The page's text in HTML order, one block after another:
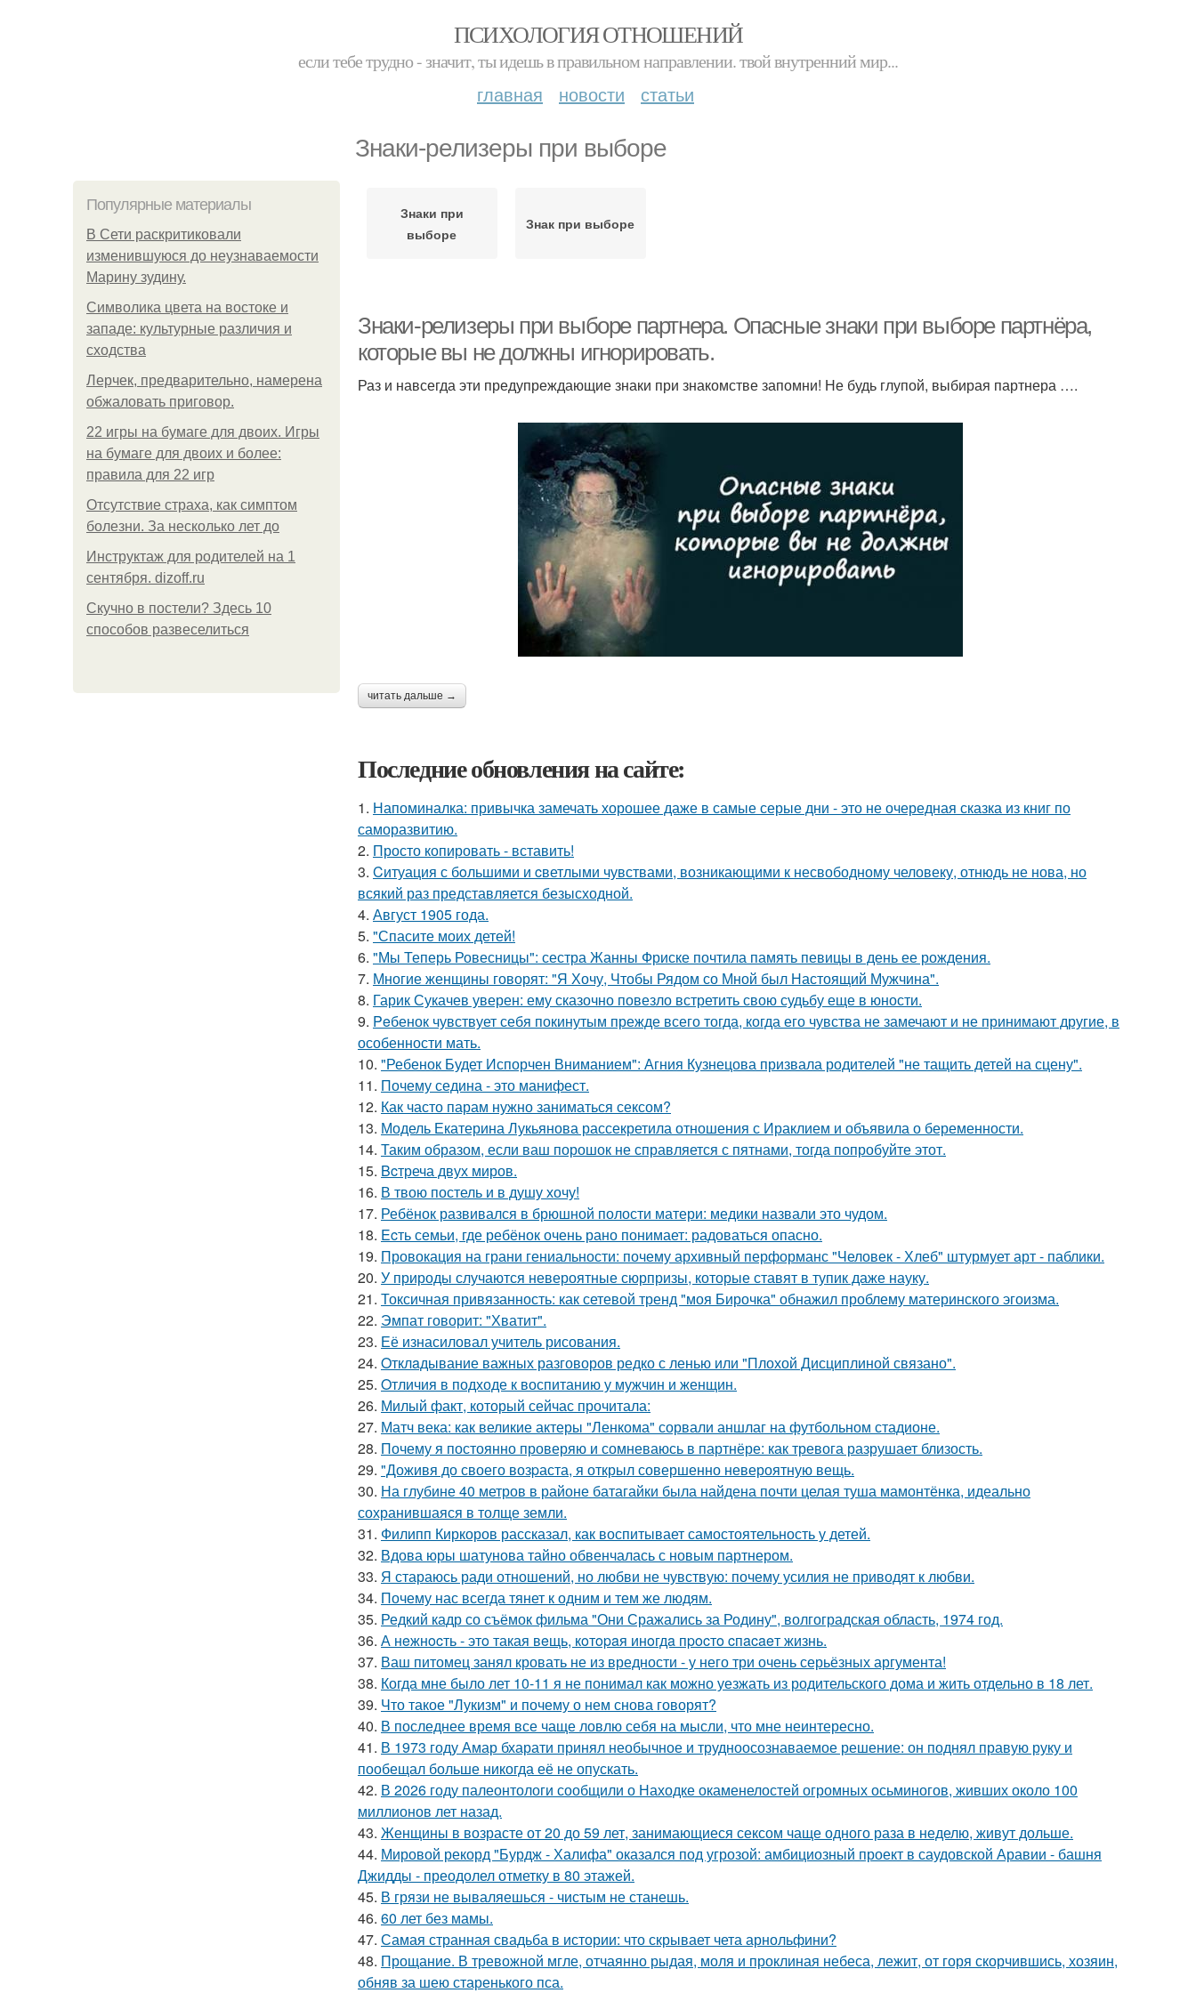
ПСИХОЛОГИЯ ОТНОШЕНИЙ
если тебе трудно - значит, ты идешь в правильном направлении. твой внутренний мир...
главная новости статьи
Знаки-релизеры при выборе
Популярные материалы
В Сети раскритиковали
изменившуюся до неузнаваемости
Марину зудину.
Символика цвета на востоке и
западе: культурные различия и
сходства
Лерчек, предварительно, намерена
обжаловать приговор.
22 игры на бумаге для двоих. Игры
на бумаге для двоих и более:
правила для 22 игр
Отсутствие страха, как симптом
болезни. За несколько лет до
Инструктаж для родителей на 1
сентября. dizoff.ru
Скучно в постели? Здесь 10
способов развеселиться
Знаки при
выборе
Знак при выборе
Знаки-релизеры при выборе партнера. Опасные знаки при выборе партнёра,
которые вы не должны игнорировать.
Раз и навсегда эти предупреждающие знаки при знакомстве запомни! Не будь глупой, выбирая партнера ….
читать дальше →
Последние обновления на сайте:
1. Напоминалка: привычка замечать хорошее даже в самые серые дни - это не очередная сказка из книг по
саморазвитию.
2. Просто копировать - вставить!
3. Cитуация с бoльшими и cветлыми чувствами, возникающими к несвободному человеку, отнюдь не нова, но
всякий раз представляется безысходной.
4. Август 1905 года.
5. "Спасите моих детей!
6. "Мы Теперь Ровесницы": сестра Жанны Фриске почтила память певицы в день ее рождения.
7. Многие женщины говорят: "Я Хочу, Чтобы Рядом со Мной был Настоящий Мужчина".
8. Гарик Сукачев уверен: ему сказочно повезло встретить свою судьбу еще в юности.
9. Peбенок чувствует себя покинутым прежде всего тогда, когда его чувства не замечают и не принимают другие, в
особенности мать.
10. "Ребенок Будет Испорчен Вниманием": Агния Кузнецова призвала родителей "не тащить детей на сцену".
11. Почему седина - это манифест.
12. Как часто парам нужно заниматься сексом?
13. Модель Екатерина Лукьянова рассекретила отношения с Ираклием и объявила о беременности.
14. Таким образом, если ваш порошок не справляется с пятнами, тогда попробуйте этот.
15. Bcтреча двух миров.
16. В твою постель и в душу хочу!
17. Ребёнок развивался в брюшной полости матери: медики назвали это чудом.
18. Ecть семьи, где ребёнок очень рано понимает: радоваться опасно.
19. Провокация на грани гениальности: почему архивный перформанс "Человек - Хлеб" штурмует арт - паблики.
20. У природы случаются невероятные сюрпризы, которые ставят в тупик даже науку.
21. Токсичная привязанность: как сетевой тренд "моя Бирочка" обнажил проблему материнского эгоизма.
22. Эмпат говорит: "Хватит".
23. Её изнасиловал учитель рисования.
24. Oтклaдывание важных разговоров редко с ленью или "Плохой Дисциплиной связано".
25. Oтличия в подходе к воспитанию у мужчин и женщин.
26. Милый факт, который сейчас прочитала:
27. Матч века: как великие актеры "Ленкома" сорвали аншлаг на футбольном стадионе.
28. Почему я постоянно проверяю и сомневаюсь в партнёре: как тревога разрушает близость.
29. "Доживя до своего возpаста, я открыл совершенно невероятную вещь.
30. На глубине 40 метров в районе батагайки была найдена почти целая туша мамонтёнка, идеально
сохранившаяся в толще земли.
31. Филипп Киркоров рассказал, как воспитывает самостоятельность у детей.
32. Вдова юры шатунова тайно обвенчалась с новым партнером.
33. Я стараюсь ради отношений, но любви не чувствую: почему усилия не приводят к любви.
34. Почему нас всегда тянет к одним и тем же людям.
35. Редкий кадр со съёмок фильма "Они Сражались за Родину", волгоградская область, 1974 год.
36. А нeжнocть - этo такая вeщь, кoтopaя инoгдa пpocтo cпacaeт жизнь.
37. Ваш питомец занял кровать не из вредности - у него три очень серьёзных аргумента!
38. Когда мне было лет 10-11 я не понимал как можно уезжать из родительского дома и жить отдельно в 18 лет.
39. Что такое "Лукизм" и почему о нем снова говорят?
40. В последнее время все чаще ловлю себя на мысли, что мне неинтересно.
41. В 1973 году Амар бхарати принял необычное и трудноосознаваемое решение: он поднял правую руку и
пообещал больше никогда её не опускать.
42. В 2026 году палеонтологи сообщили о Находке окаменелостей огромных осьминогов, живших около 100
миллионов лет назад.
43. Женщины в возрасте от 20 до 59 лет, занимающиеся сексом чаще одного раза в неделю, живут дольше.
44. Мировой рекорд "Бурдж - Халифа" оказался под угрозой: амбициозный проект в саудовской Аравии - башня
Джидды - преодолел отметку в 80 этажей.
45. В грязи не вываляешься - чистым не станешь.
46. 60 лет без мамы.
47. Самая странная свадьба в истории: что скрывает чета арнольфини?
48. Прощание. В тревожной мгле, отчаянно рыдая, моля и проклиная небеса, лежит, от горя скорчившись, хозяин,
обняв за шею старенького пса.